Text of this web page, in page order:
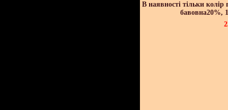
В наявності тільки
бавовна20%,